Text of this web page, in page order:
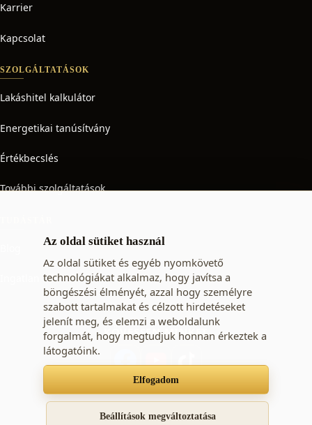
Az oldal sütiket használ
Az oldal sütiket és egyéb nyomkövető
technológiákat alkalmaz, hogy javítsa a
böngészési élményét, azzal hogy személyre
szabott tartalmakat és célzott hirdetéseket
jelenít meg, és elemzi a weboldalunk
forgalmát, hogy megtudjuk honnan érkeztek a
látogatóink.
Elfogadom
Beállítások megváltoztatása
Karrier
Kapcsolat
SZOLGÁLTATÁSOK
Lakáshitel kalkulátor
Energetikai tanúsítvány
Értékbecslés
További szolgáltatások
Ingatlan adó
KÖVESSEN MINKET
Süti beállításokAdatkezelési tájékoztató